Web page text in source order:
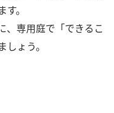
。
、専用庭で「できるこ
ょう。